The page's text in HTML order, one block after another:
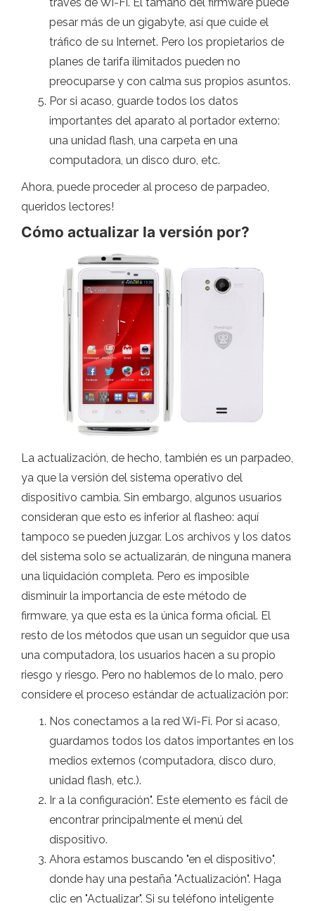
pesar más de un gigabyte, así que cuide el
tráfico de su Internet. Pero los propietarios de
planes de tarifa ilimitados pueden no
preocuparse y con calma sus propios asuntos.
Por si acaso, guarde todos los datos
importantes del aparato al portador externo:
una unidad flash, una carpeta en una
computadora, un disco duro, etc.
Ahora, puede proceder al proceso de parpadeo,
queridos lectores!
Cómo actualizar la versión por?
La actualización, de hecho, también es un parpadeo,
ya que la versión del sistema operativo del
dispositivo cambia. Sin embargo, algunos usuarios
consideran que esto es inferior al flasheo: aquí
tampoco se pueden juzgar. Los archivos y los datos
del sistema solo se actualizarán, de ninguna manera
una liquidación completa. Pero es imposible
disminuir la importancia de este método de
firmware, ya que esta es la única forma oficial. El
resto de los métodos que usan un seguidor que usa
una computadora, los usuarios hacen a su propio
riesgo y riesgo. Pero no hablemos de lo malo, pero
considere el proceso estándar de actualización por:
Nos conectamos a la red Wi-Fi. Por si acaso,
guardamos todos los datos importantes en los
medios externos (computadora, disco duro,
unidad flash, etc.).
Ir a la configuración". Este elemento es fácil de
encontrar principalmente el menú del
dispositivo.
Ahora estamos buscando "en el dispositivo",
donde hay una pestaña "Actualización". Haga
clic en "Actualizar". Si su teléfono inteligente